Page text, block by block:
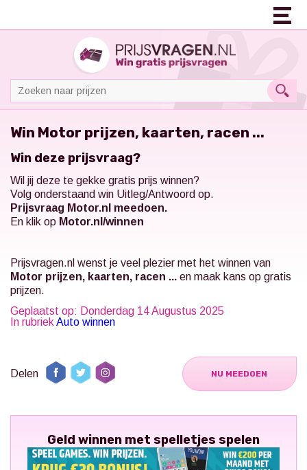
Win Motor prijzen, kaarten, racen ...
Win deze prijsvraag?
Wil jij deze te gekke gratis prijs winnen?
Volg onderstaand win Uitleg/Antwoord op.
Prijsvraag Motor.nl meedoen.
En klik op Motor.nl/winnen
Prijsvragen.nl wenst je veel plezier met het winnen van
Motor prijzen, kaarten, racen ... en maak kans op gratis
prijzen.
Geplaatst op: Donderdag 14 Augustus 2025
In rubriekAuto winnen
Delen NU MEEDOEN
Geld winnen met spelletjes spelen